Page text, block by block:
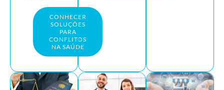
CONHECER
SOLUÇÕES
PARA
CONFLITOS
NA SAÚDE